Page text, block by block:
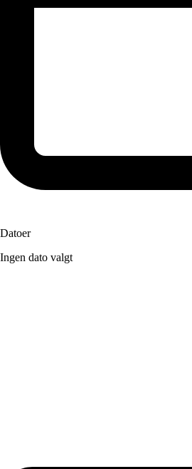
Datoer
Ingen dato valgt